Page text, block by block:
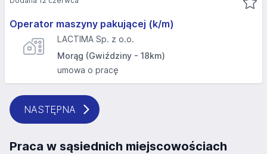
Operator maszyny pakującej (k/m)
LACTIMA Sp. z o.o.
Morąg (Gwiździny - 18km)
umowa o pracę
NASTĘPNA
Praca w sąsiednich miejscowościach